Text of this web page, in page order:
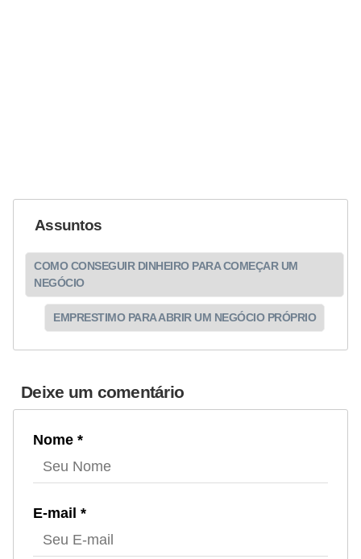
Assuntos
COMO CONSEGUIR DINHEIRO PARA COMEÇAR UM
NEGÓCIO
EMPRESTIMO PARA ABRIR UM NEGÓCIO PRÓPRIO
Deixe um comentário
Nome *
E-mail *